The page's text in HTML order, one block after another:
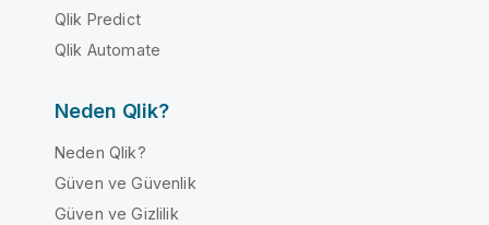
Qlik Predict
Qlik Automate
Neden Qlik?
Neden Qlik?
Güven ve Güvenlik
Güven ve Gizlilik